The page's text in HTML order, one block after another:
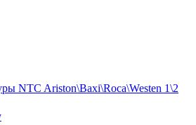
NTC Ariston\Baxi\Roca\Westen 1\2